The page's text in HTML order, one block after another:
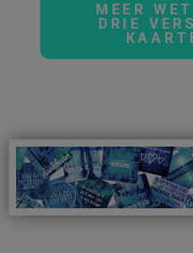
MEER
DRIE